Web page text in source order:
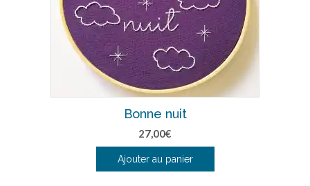
Bonne nuit
27,00€
Ajouter au panier